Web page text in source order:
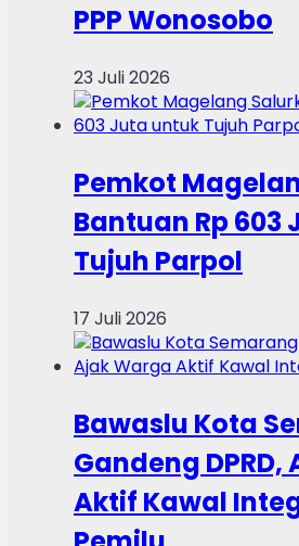
PPP Wonosobo
23 Juli 2026
Pemkot
Bantuan Rp 603
Tujuh Parpol
17 Juli 2026
Bawaslu Kota
Gandeng
Aktif Kawal